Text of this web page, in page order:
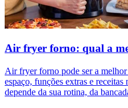
Air fryer forno: qual a
Air fryer forno pode ser a
espaço, funções extras e receitas
depende da sua rotina, da